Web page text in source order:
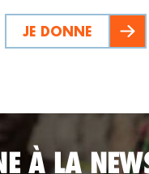
JE DONNE
À LA